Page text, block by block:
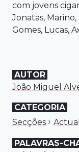
com jovens
Jonatas, Marino,
Gomes, Lucas,
AUTOR
João Miguel
CATEGORIA
Secções ›
PALAVRAS-